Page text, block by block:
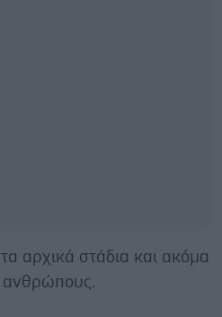
αρχικά στάδια και ακόμα
ανθρώπους.